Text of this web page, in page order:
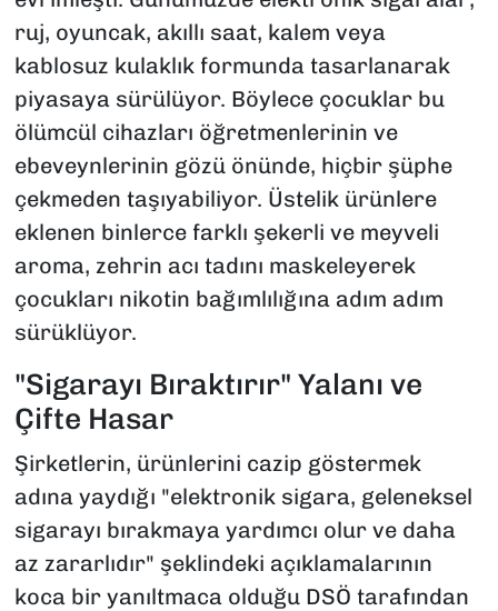
ruj, oyuncak, akıllı saat, kalem veya
kablosuz kulaklık formunda tasarlanarak
piyasaya sürülüyor. Böylece çocuklar bu
ölümcül cihazları öğretmenlerinin ve
ebeveynlerinin gözü önünde, hiçbir şüphe
çekmeden taşıyabiliyor. Üstelik ürünlere
eklenen binlerce farklı şekerli ve meyveli
aroma, zehrin acı tadını maskeleyerek
çocukları nikotin bağımlılığına adım adım
sürüklüyor.
"Sigarayı Bıraktırır" Yalanı ve
Çifte Hasar
Şirketlerin, ürünlerini cazip göstermek
adına yaydığı "elektronik sigara, geleneksel
sigarayı bırakmaya yardımcı olur ve daha
az zararlıdır" şeklindeki açıklamalarının
koca bir yanıltmaca olduğu DSÖ tarafından